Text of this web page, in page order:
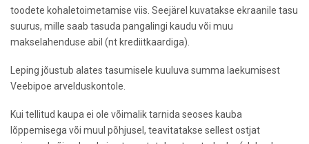
toodete kohaletoimetamise viis. Seejärel kuvatakse ekraanile tasu
suurus, mille saab tasuda pangalingi kaudu või muu
makselahenduse abil (nt krediitkaardiga).
Leping jõustub alates tasumisele kuuluva summa laekumisest
Veebipoe arvelduskontole.
Kui tellitud kaupa ei ole võimalik tarnida seoses kauba
lõppemisega või muul põhjusel, teavitatakse sellest ostjat